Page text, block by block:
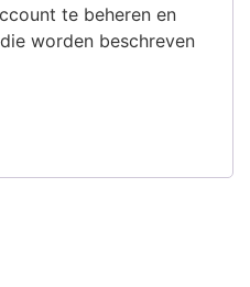
te beheren en
worden beschreven